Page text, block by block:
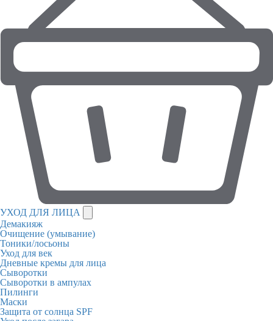
УХОД ДЛЯ ЛИЦА
Демакияж
Очищение (умывание)
Тоники/лосьоны
Уход для век
Дневные кремы для лица
Сыворотки
Сыворотки в ампулах
Пилинги
Маски
Защита от солнца SPF